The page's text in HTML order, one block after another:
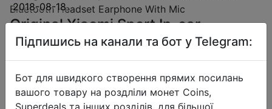
2018-08-18
Original Xiaomi Sport In-ear
Earhooks Wireless Bluetooth
Headset Earphone With Mic
$20.29
Підпишись на канали та бот у Telegram:
Бот для швидкого створення прямих посилань
вашого товару на роздліли монет Coins,
Superdeals та інших розділів, для більшої